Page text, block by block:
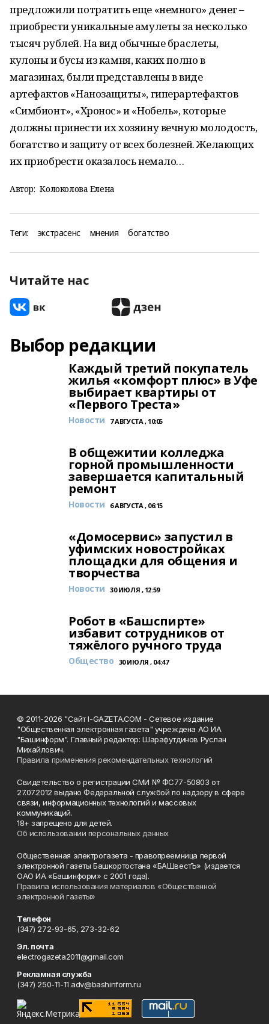
предложили потратить еще «немного» денег –
приобрести уникальные амулеты за несколько
тысяч рублей. На вид обычные браслеты,
кулоны и бусы из камня, каких полно в
магазинах, были представлены в виде
артефактов «Нанозащиты», гиперартефактов
«Симбионт», «Хронос» и «Нобель», которые
должны принести их хозяину вечную молодость,
богатство и защиту от всех болезней. Желающих
их приобрести оказалось немало…
Автор: Колоколова Елена
Теги: экстрасенс мнения богатство
Читайте нас
Выбор редакции
Каждый третий покупатель
жилья «комфорт плюс» в Уфе
выбирает квартиры от
«Первого Треста»
Новости 7 АВГУСТА , 10:05
В общежитии колледжа
горной промышленности
завершается капитальный
ремонт
Новости 6 АВГУСТА , 06:15
«Домосервис» запустил в
уфимских новостройках
площадки для общения и
творчества
Новости 30 ИЮЛЯ , 12:59
Робот в «Башспирте»
избавит сотрудников от
тяжёлого ручного труда
Общество 30 ИЮЛЯ , 04:47
© 2011-2026 "Сайт I-GAZETA.COM - Сетевое издание
"Общественная электронная газета" учреждена АО ИА
"Башинформ". Главный редактор: Шарафутдинов Руслан
Михайлович.
Правила применения рекомендательных технологий
Свидетельство о регистрации СМИ № ФС77-50803 от
27.07.2012 выдано Федеральной службой по надзору в сфере
связи, информационных технологий и массовых
коммуникаций.
18+ запрещено для детей.
Об использовании персональных данных
Общественная электрогазета - правопреемница первой
электронной газеты Башкортостана «БАШвестЪ» (издается
ОАО ИА «Башинформ» с 2001 года).
Правила использования материалов «Общественной
электронной газеты»
Телефон
(347) 272-93-65, 273-32-62
Эл. почта
electrogazeta2011@gmail.com
Рекламная служба
(347) 250-11-11 adv@bashinform.ru